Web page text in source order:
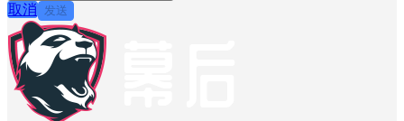
取消 发送